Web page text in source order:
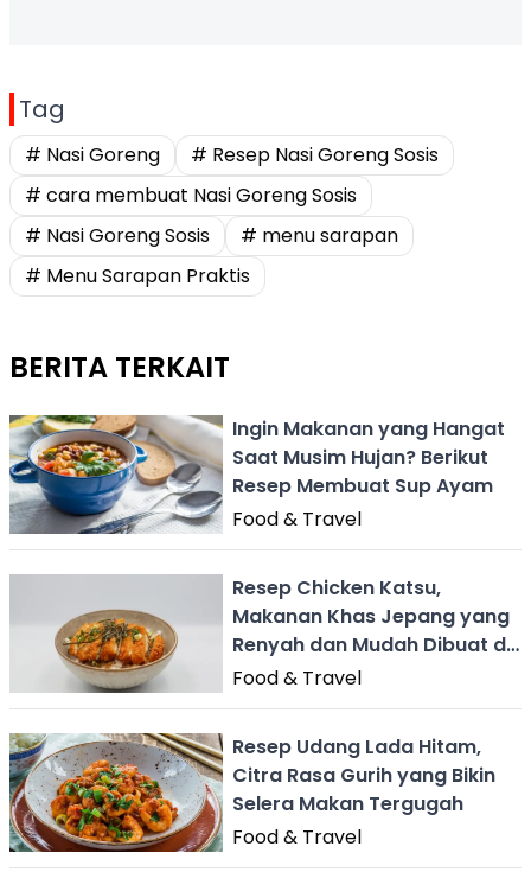
Tag
# Nasi Goreng
# Resep Nasi Goreng Sosis
# cara membuat Nasi Goreng Sosis
# Nasi Goreng Sosis
# menu sarapan
# Menu Sarapan Praktis
BERITA TERKAIT
Ingin Makanan yang Hangat
Saat Musim Hujan? Berikut
Resep Membuat Sup Ayam
Food & Travel
Resep Chicken Katsu,
Makanan Khas Jepang yang
Renyah dan Mudah Dibuat di
Rumah
Food & Travel
Resep Udang Lada Hitam,
Citra Rasa Gurih yang Bikin
Selera Makan Tergugah
Food & Travel